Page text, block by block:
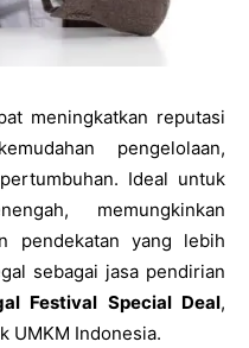
meningkatkan reputasi
pengelolaan,
Ideal untuk
memungkinkan
pendekatan yang lebih
sebagai jasa pendirian
Festival Special Deal,
UMKM Indonesia.